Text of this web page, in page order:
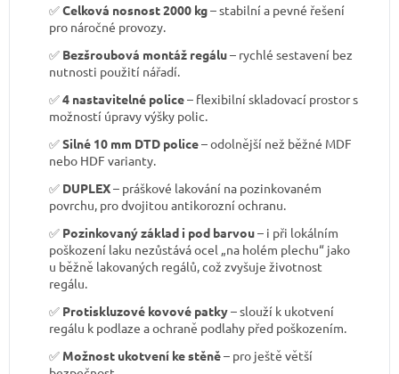
✅Celková nosnost 2000 kg– stabilní a pevné řešení
pro náročné provozy.
✅ Bezšroubová montáž regálu– rychlé sestavení bez
nutnosti použití nářadí.
✅4 nastavitelné police– flexibilní skladovací prostor s
možností úpravy výšky polic.
✅Silné 10 mm DTD police– odolnější než běžné MDF
nebo HDF varianty.
✅ DUPLEX– práškové lakování na pozinkovaném
povrchu, pro dvojitou antikorozní ochranu.
✅ Pozinkovaný základ i pod barvou– i při lokálním
poškození laku nezůstává ocel „na holém plechu“ jako
u běžně lakovaných regálů, což zvyšuje životnost
regálu.
✅ Protiskluzové kovové patky– slouží k ukotvení
regálu k podlaze a ochraně podlahy před poškozením.
✅ Možnost ukotvení ke stěně– pro ještě větší